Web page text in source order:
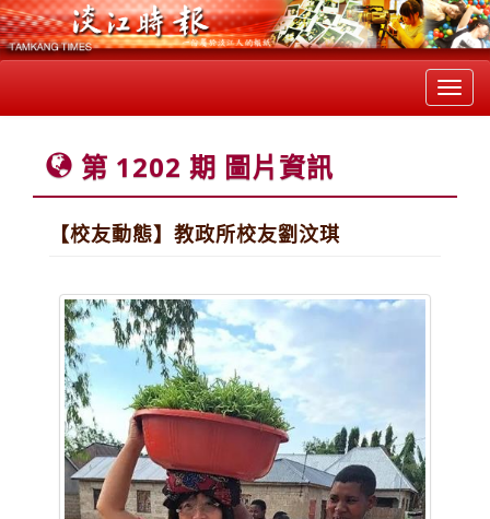
第 1202 期 圖片資訊
【校友動態】教政所校友劉汶琪